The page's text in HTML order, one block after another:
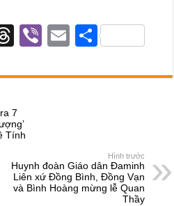
T
e
a
d
s
Vi
er
E
ail
S
ar
7
Tính
Hình trước
Huynh đoàn Giáo dân Đaminh
Liên xứ Đồng Bình, Đồng Vạn
và Bình Hoàng mừng lễ Quan
Thầy